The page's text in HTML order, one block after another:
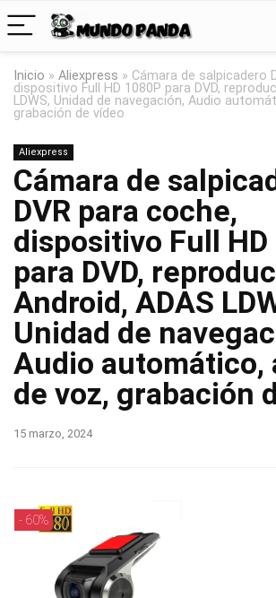
Inicio » Aliexpress » Cámara de salpicadero
dispositivo Full HD 1080P para DVD,
LDWS, Unidad de navegación, Audio
grabación de vídeo
Aliexpress
Cámara de
DVR para coche,
dispositivo Full
para DVD,
Android, ADAS
Unidad de
Audio automático,
de voz, grabación
15 marzo, 2024
- 60%